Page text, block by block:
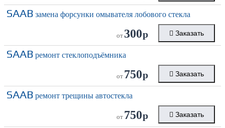
SAAB замена форсунки омывателя лобового стекла
от 300р Заказать
SAAB ремонт стеклоподъёмника
от 750р Заказать
SAAB ремонт трещины автостекла
от 750р Заказать